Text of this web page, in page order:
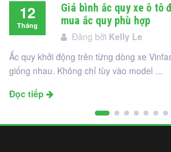
12
Tháng
Giá bình ắc quy xe ô tô
mua ắc quy phù hợp
Đăng bởi Kelly Le
Ắc quy khởi động trên từng dòng xe
giống nhau. Không chỉ tùy vào model ...
Đọc tiếp